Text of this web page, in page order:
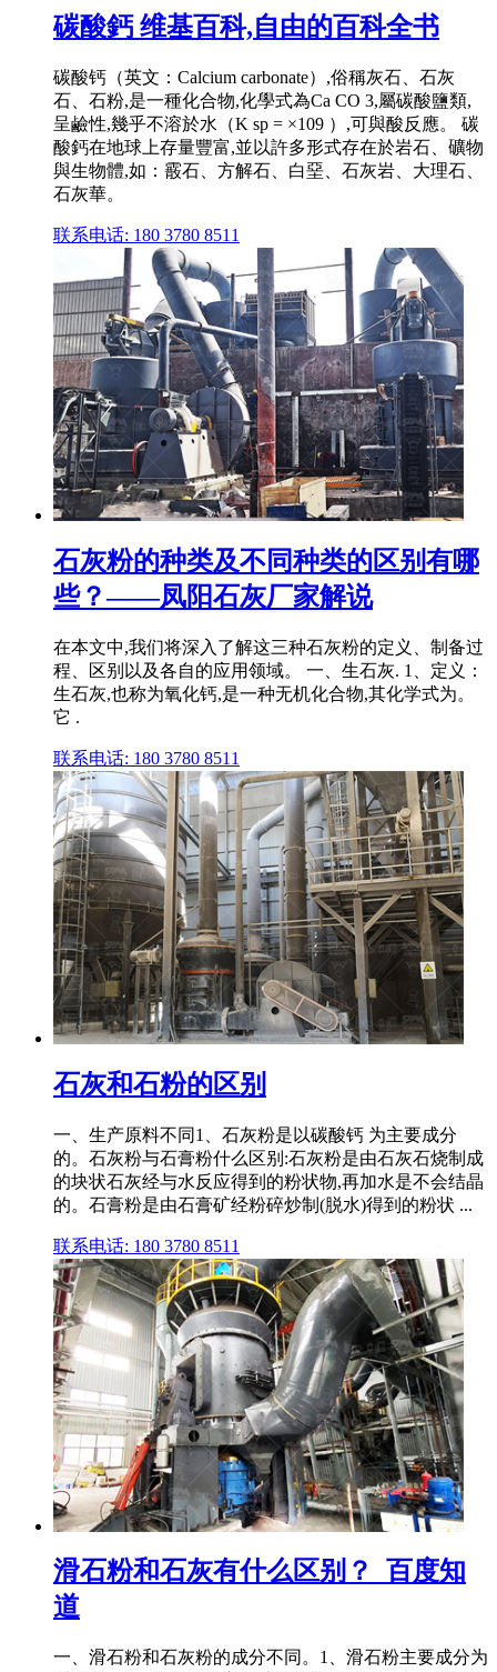
碳酸鈣 维基百科,自由的百科全书
碳酸钙（英文：Calcium carbonate）,俗稱灰石、石灰
石、石粉,是一種化合物,化學式為Ca CO 3,屬碳酸鹽類,
呈鹼性,幾乎不溶於水（K sp = ×109 ）,可與酸反應。 碳
酸鈣在地球上存量豐富,並以許多形式存在於岩石、礦物
與生物體,如：霰石、方解石、白堊、石灰岩、大理石、
石灰華。
联系电话: 180 3780 8511
石灰粉的种类及不同种类的区别有哪
些？——凤阳石灰厂家解说
在本文中,我们将深入了解这三种石灰粉的定义、制备过
程、区别以及各自的应用领域。 一、生石灰. 1、定义：
生石灰,也称为氧化钙,是一种无机化合物,其化学式为。
它 .
联系电话: 180 3780 8511
石灰和石粉的区别
一、生产原料不同1、石灰粉是以碳酸钙 为主要成分
的。石灰粉与石膏粉什么区别:石灰粉是由石灰石烧制成
的块状石灰经与水反应得到的粉状物,再加水是不会结晶
的。石膏粉是由石膏矿经粉碎炒制(脱水)得到的粉状 ...
联系电话: 180 3780 8511
滑石粉和石灰有什么区别？_百度知
道
一、滑石粉和石灰粉的成分不同。1、滑石粉主要成分为